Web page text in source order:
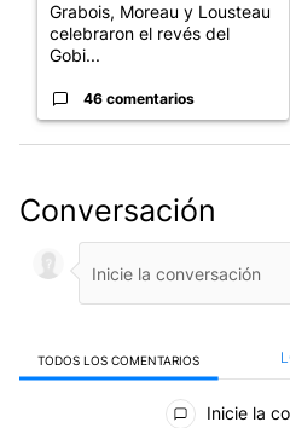
Grabois, Moreau y Lousteau
celebraron el revés del
Gobi...
46 comentarios
Conversación
TODOS LOS COMENTARIOS
Todos los comentarios
Inicie la